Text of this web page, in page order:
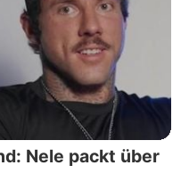
Nele packt über